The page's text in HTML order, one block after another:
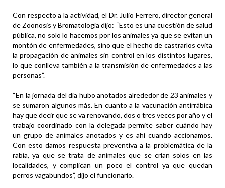
Con respecto a la actividad, el Dr. Julio Ferrero, director general
de Zoonosis y Bromatología dijo: “Esto es una cuestión de salud
pública, no solo lo hacemos por los animales ya que se evitan un
montón de enfermedades, sino que el hecho de castrarlos evita
la propagación de animales sin control en los distintos lugares,
lo que conlleva también a la transmisión de enfermedades a las
personas”.
“En la jornada del día hubo anotados alrededor de 23 animales y
se sumaron algunos más. En cuanto a la vacunación antirrábica
hay que decir que se va renovando, dos o tres veces por año y el
trabajo coordinado con la delegada permite saber cuándo hay
un grupo de animales anotados y es ahí cuando accionamos.
Con esto damos respuesta preventiva a la problemática de la
rabia, ya que se trata de animales que se crían solos en las
localidades, y complican un poco el control ya que quedan
perros vagabundos”, dijo el funcionario.